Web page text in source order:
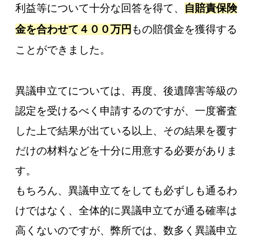
利益等について十分な回答を得て、 自賠責保険
金を合わせて４００万円 もの賠償金を獲得する
ことができました。
異議申立てについては、再度、後遺障害等級の
認定を受けるべく申請するのですが、一度審査
した上で結果が出ている以上、その結果を覆す
だけの材料などを十分に用意する必要がありま
す。
もちろん、異議申立てをしても必ずしも通るわ
けではなく、全体的に異議申立てが通る確率は
高くないのですが、弊所では、数多く異議申立